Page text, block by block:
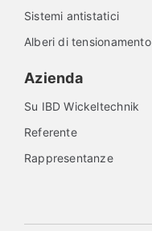
Sistemi antistatici
Alberi di tensionamento
Azienda
Su IBD Wickeltechnik
Referente
Rappresentanze